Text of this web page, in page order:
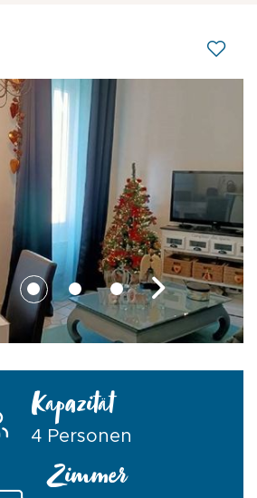
Kapazität
4 Personen
Zimmer